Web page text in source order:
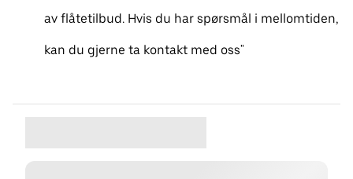
av flåtetilbud. Hvis du har spørsmål i mellomtiden,
kan du gjerne ta kontakt med oss"